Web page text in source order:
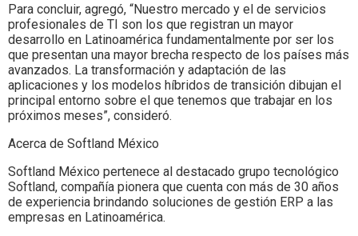
Para concluir, agregó, “Nuestro mercado y el de servicios
profesionales de TI son los que registran un mayor
desarrollo en Latinoamérica fundamentalmente por ser los
que presentan una mayor brecha respecto de los países más
avanzados. La transformación y adaptación de las
aplicaciones y los modelos híbridos de transición dibujan el
principal entorno sobre el que tenemos que trabajar en los
próximos meses”, consideró.
Acerca de Softland México
Softland México pertenece al destacado grupo tecnológico
Softland, compañía pionera que cuenta con más de 30 años
de experiencia brindando soluciones de gestión ERP a las
empresas en Latinoamérica.